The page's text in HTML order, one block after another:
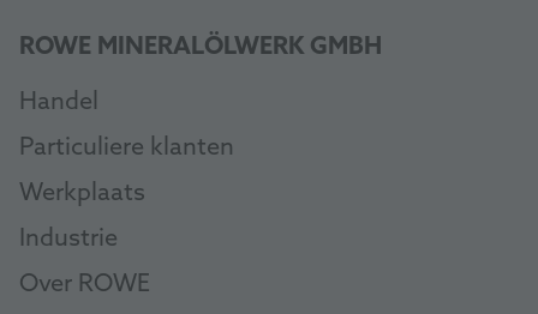
ROWE MINERALÖLWERK GMBH
Handel
Particuliere klanten
Werkplaats
Industrie
Over ROWE